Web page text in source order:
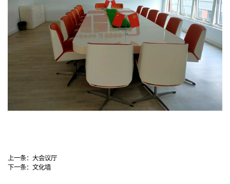
上一条： 大会议厅
下一条： 文化墙